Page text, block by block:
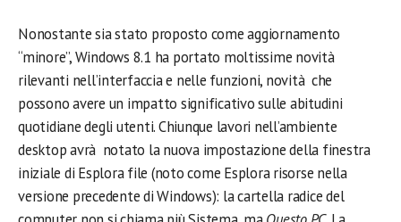
Nonostante sia stato proposto come aggiornamento
“minore”, Windows 8.1 ha portato moltissime novità
rilevanti nell’interfaccia e nelle funzioni, novità che
possono avere un impatto significativo sulle abitudini
quotidiane degli utenti. Chiunque lavori nell’ambiente
desktop avrà notato la nuova impostazione della finestra
iniziale di Esplora file (noto come Esplora risorse nella
versione precedente di Windows): la cartella radice del